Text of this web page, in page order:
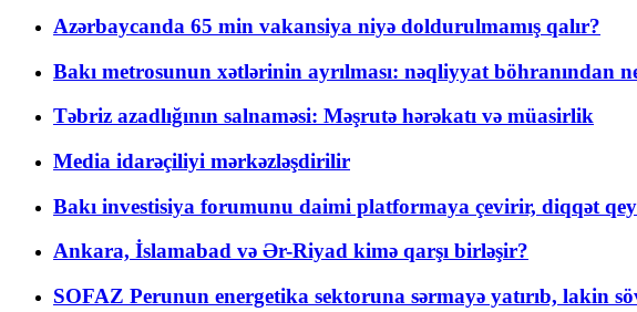
Azərbaycanda 65 min vakansiya niyə doldurulmamış qalır?
Bakı metrosunun xətlərinin ayrılması: nəqliyyat böhranından
Təbriz azadlığının salnaməsi: Məşrutə hərəkatı və müasirlik
Media idarəçiliyi mərkəzləşdirilir
Bakı investisiya forumunu daimi platformaya çevirir, diqqət
Ankara, İslamabad və Ər-Riyad kimə qarşı birləşir?
SOFAZ Perunun energetika sektoruna sərmayə yatırıb, lakin